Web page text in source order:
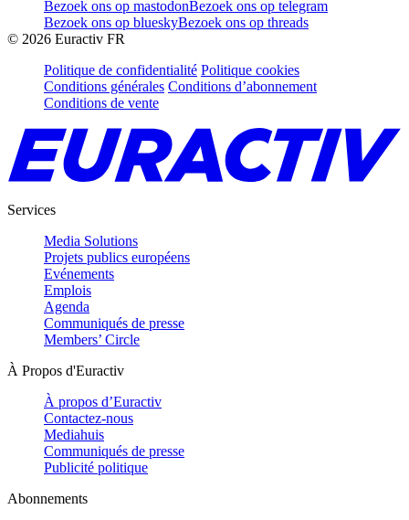
Bezoek ons op mastodonBezoek ons op telegram
Bezoek ons op blueskyBezoek ons op threads
© 2026 Euractiv FR
Politique de confidentialité Politique cookies
Conditions générales Conditions d’abonnement
Conditions de vente
Services
Media Solutions
Projets publics européens
Evénements
Emplois
Agenda
Communiqués de presse
Members’ Circle
À Propos d'Euractiv
À propos d’Euractiv
Contactez-nous
Mediahuis
Communiqués de presse
Publicité politique
Abonnements